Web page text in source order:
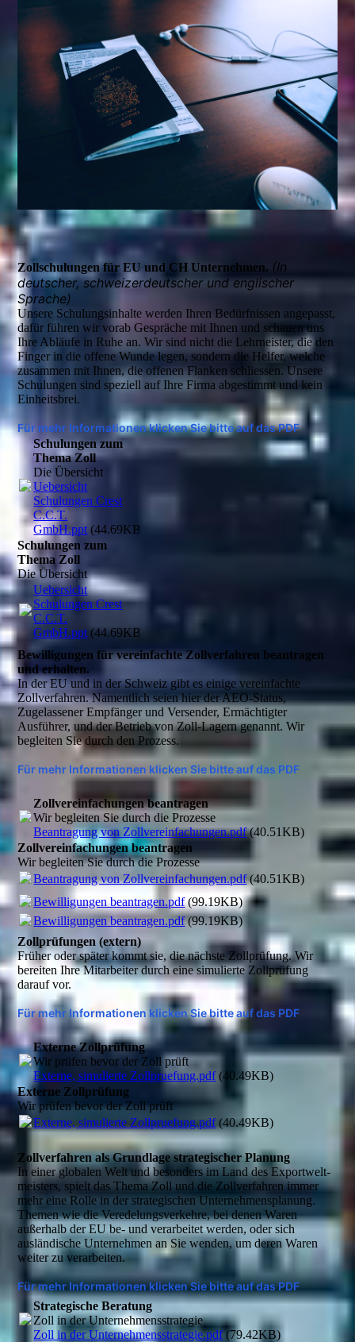
Zollschulungen für EU und CH Unter­nehmen. (In
deutscher, schweizer­deutscher und englischer
Sprache)
Unsere Schulungsinhalte werden Ihren Bedürfnissen angepasst,
dafür führen wir vorab Gespräche mit Ihnen und schauen uns
Ihre Abläufe in Ruhe an. Wir sind nicht die Lehrneister, die den
Finger in die offene Wunde legen, sondern die Helfer, welche
zusammen mit Ihnen, die offenen Flanken schliessen. Unsere
Schulungen sind speziell auf Ihre Firma abgestimmt und kein
Einheitsbrei.
Für mehr Informationen klicken Sie bitte auf das PDF
Schulungen zum
Thema Zoll
Die Übersicht
Uebersicht
Schulungen Crest
C.C.T.
GmbH.ppt (44.69KB)
Schulungen zum
Thema Zoll
Die Übersicht
Uebersicht
Schulungen Crest
C.C.T.
GmbH.ppt (44.69KB)
Bewilligungen für vereinfachte Zollverfahren beantragen
und erhalten.
In der EU und in der Schweiz gibt es einige vereinfachte
Zollverfahren. Namentlich seien hier der AEO-Status,
Zugelassener Empfänger und Versender, Ermächtigter
Ausführer, und der Betrieb von Zoll-Lagern genannt. Wir
begleiten Sie durch den Prozess.
Für mehr Informationen klicken Sie bitte auf das PDF
Zollvereinfachungen beantragen
Wir begleiten Sie durch die Prozesse
Beantragung von Zollvereinfachungen.pdf(40.51KB)
Zollvereinfachungen beantragen
Wir begleiten Sie durch die Prozesse
Beantragung von Zollvereinfachungen.pdf(40.51KB)
Bewilligungen beantragen.pdf(99.19KB)
Bewilligungen beantragen.pdf(99.19KB)
Zollprüfungen (extern)
Früher oder später kommt sie, die nächste Zollprüfung. Wir
bereiten Ihre Mitarbeiter durch eine simulierte Zollprüfung
darauf vor.
Für mehr Informationen klicken Sie bitte auf das PDF
Externe Zollprüfung
Wir prüfen bevor der Zoll prüft
Externe, simulierte Zollpruefung.pdf(40.49KB)
Externe Zollprüfung
Wir prüfen bevor der Zoll prüft
Externe, simulierte Zollpruefung.pdf(40.49KB)
Zollverfahren als Grundlage strategischer Planung
In einer globalen Welt und besonders im Land des Export­welt­
meis­ters, spielt das Thema Zoll und die Zollverfahren immer
mehr eine Rolle in der strategischen Unternehmens­planung.
Themen wie die Veredelungsverkehre, bei denen Waren
außerhalb der EU be- und verarbeitet werden, oder sich
ausländische Unternehmen an Sie wenden, um deren Waren
weiter zu verarbeiten.
Für mehr Informationen klicken Sie bitte auf das PDF
Strategische Beratung
Zoll in der Unternehmensstrategie
Zoll in der Unternehmensstrategie.pdf(79.42KB)